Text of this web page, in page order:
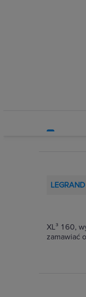
LEGRAND
XL³ 160,
zamawiać